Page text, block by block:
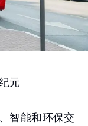
元
智能和环保交